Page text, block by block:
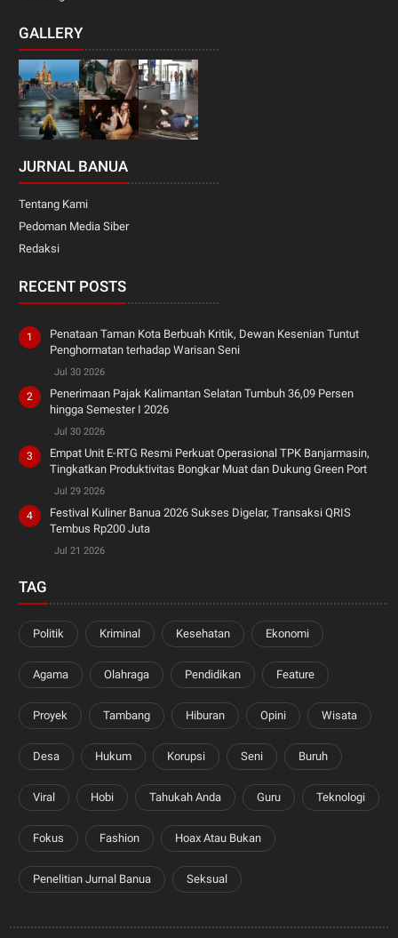
GALLERY
JURNAL BANUA
Tentang Kami
Pedoman Media Siber
Redaksi
RECENT POSTS
Penataan Taman Kota Berbuah Kritik, Dewan Kesenian Tuntut
Penghormatan terhadap Warisan Seni
Jul 30 2026
Penerimaan Pajak Kalimantan Selatan Tumbuh 36,09 Persen
hingga Semester I 2026
Jul 30 2026
Empat Unit E-RTG Resmi Perkuat Operasional TPK Banjarmasin,
Tingkatkan Produktivitas Bongkar Muat dan Dukung Green Port
Jul 29 2026
Festival Kuliner Banua 2026 Sukses Digelar, Transaksi QRIS
Tembus Rp200 Juta
Jul 21 2026
TAG
Politik Kriminal Kesehatan Ekonomi
Agama Olahraga Pendidikan Feature
Proyek Tambang Hiburan Opini Wisata
Desa Hukum Korupsi Seni Buruh
Viral Hobi Tahukah Anda Guru Teknologi
Fokus Fashion Hoax Atau Bukan
Penelitian Jurnal Banua Seksual